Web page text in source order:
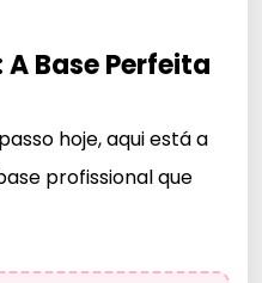
Base Perfeita
hoje, aqui está a
profissional que